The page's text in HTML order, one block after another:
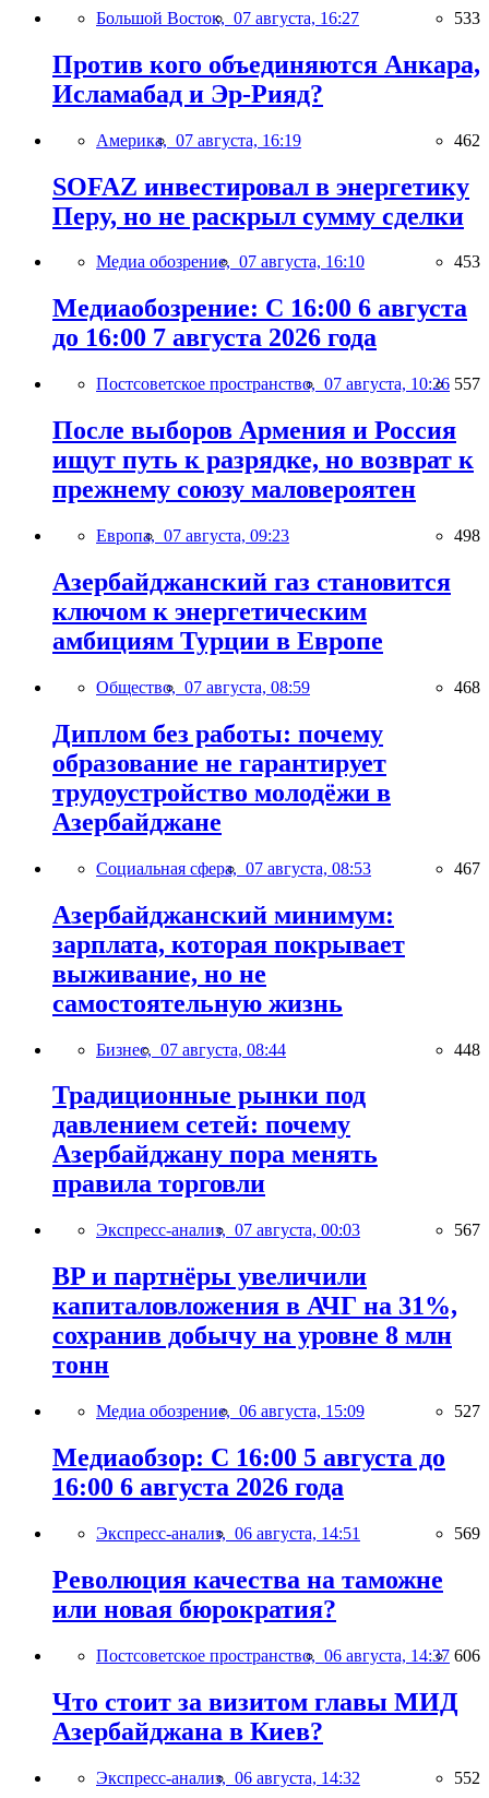
Большой Восток, 07 августа, 16:27 533
Против кого объединяются Анкара,
Исламабад и Эр-Рияд?
Америка, 07 августа, 16:19 462
SOFAZ инвестировал в энергетику
Перу, но не раскрыл сумму сделки
Медиа обозрение, 07 августа, 16:10 453
Медиаобозрение: С 16:00 6 августа
до 16:00 7 августа 2026 года
Постсоветское пространство, 07 августа, 10:26 557
После выборов Армения и Россия
ищут путь к разрядке, но возврат к
прежнему союзу маловероятен
Европа, 07 августа, 09:23 498
Азербайджанский газ становится
ключом к энергетическим
амбициям Турции в Европе
Общество, 07 августа, 08:59 468
Диплом без работы: почему
образование не гарантирует
трудоустройство молодёжи в
Азербайджане
Социальная сфера, 07 августа, 08:53 467
Азербайджанский минимум:
зарплата, которая покрывает
выживание, но не
самостоятельную жизнь
Бизнес, 07 августа, 08:44 448
Традиционные рынки под
давлением сетей: почему
Азербайджану пора менять
правила торговли
Экспресс-анализ, 07 августа, 00:03 567
BP и партнёры увеличили
капиталовложения в АЧГ на 31%,
сохранив добычу на уровне 8 млн
тонн
Медиа обозрение, 06 августа, 15:09 527
Медиаобзор: С 16:00 5 августа до
16:00 6 августа 2026 года
Экспресс-анализ, 06 августа, 14:51 569
Революция качества на таможне
или новая бюрократия?
Постсоветское пространство, 06 августа, 14:37 606
Что стоит за визитом главы МИД
Азербайджана в Киев?
Экспресс-анализ, 06 августа, 14:32 552